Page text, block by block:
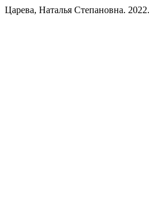
Царева, Наталья Степановна.